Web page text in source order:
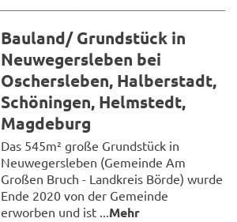
Bauland/ Grundstück in
Neuwegersleben bei
Oschersleben, Halberstadt,
Schöningen, Helmstedt,
Magdeburg
Das 545m² große Grundstück in
Neuwegersleben (Gemeinde Am
Großen Bruch - Landkreis Börde) wurde
Ende 2020 von der Gemeinde
erworben und ist ...Mehr